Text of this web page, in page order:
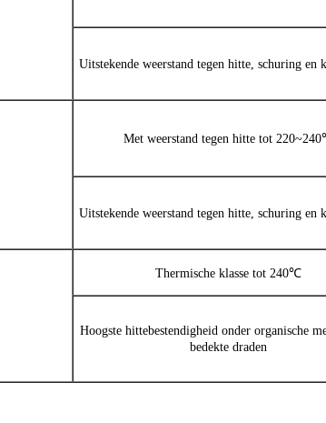
Uitstekende weerstand tegen hitte, schuring en
Met weerstand tegen hitte tot
Uitstekende weerstand tegen hitte, schuring en
Thermische klasse tot 240℃
Hoogste hittebestendigheid onder organische
bedekte draden